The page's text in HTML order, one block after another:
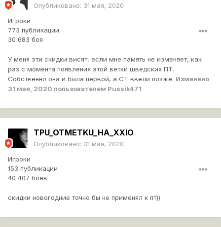
Опубликовано: 31 мая, 2020
Игроки
773 публикации
30 683 боя
У меня эти скидки висят, если мне память не изменяет, как
раз с момента появления этой ветки шведских ПТ.
Собственно она и была первой, а СТ ввели позже. Изменено
31 мая, 2020 пользователем Pussik471
TPU_OTMETKU_HA_XXIO
Опубликовано: 31 мая, 2020
Игроки
153 публикации
40 407 боёв
скидки новогодние точно бы не применял к пт))